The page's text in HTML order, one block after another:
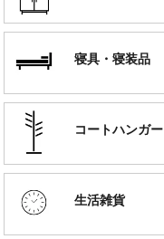
寝具・寝装品
コートハンガー
生活雑貨